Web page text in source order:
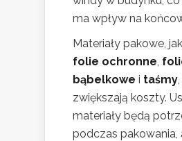
ma wpływ na
Materiały pakowe, jak
folie ochronne
bąbelkowe i taśmy
zwiększają koszty.
materiały będą
podczas pakowania,